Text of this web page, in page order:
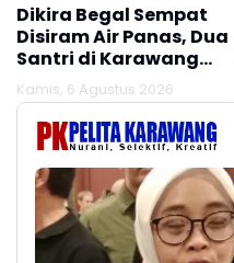
Dikira Begal Sempat
Disiram Air Panas, Dua
Santri di Karawang
Terluka Akibat Aksi
Oknum Linmas
Kamis, 6 Agustus 2026